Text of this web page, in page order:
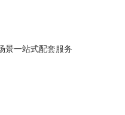
景一站式配套服务